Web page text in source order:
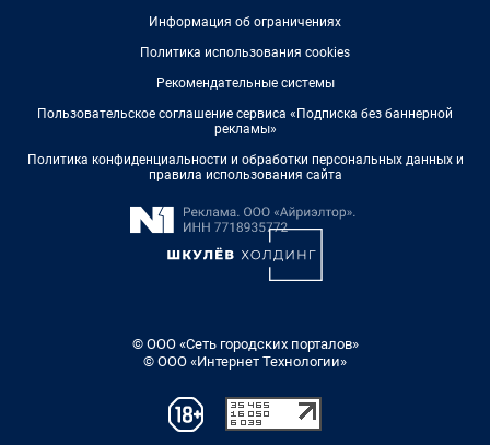
Информация об ограничениях
Политика использования cookies
Рекомендательные системы
Пользовательское соглашение сервиса «Подписка без баннерной
рекламы»
Политика конфиденциальности и обработки персональных данных и
правила использования сайта
© ООО «Сеть городских порталов»
© ООО «Интернет Технологии»